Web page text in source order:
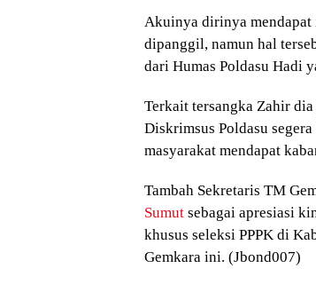
Akuinya dirinya
dipanggil, namun hal
dari Humas Poldasu Hadi
Terkait tersangka Zahir
Diskrimsus Poldasu
masyarakat mendapat
Tambah Sekretaris TM
Sumut sebagai apresiasi
khusus seleksi PPPK di
Gemkara ini. (Jbond007)